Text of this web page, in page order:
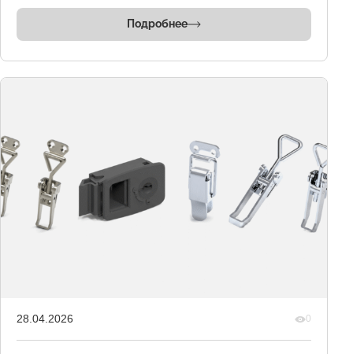
Подробнее
28.04.2026 0